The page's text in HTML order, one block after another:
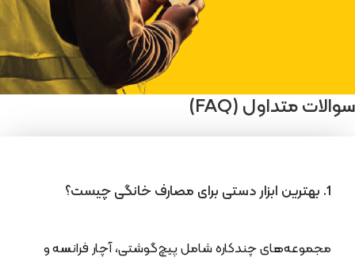
سوالات متداول (FAQ)
1. بهترین ابزار دستی برای مصارف خانگی چیست؟
مجموعه‌های چندکاره شامل پیچ‌گوشتی، آچار فرانسه و